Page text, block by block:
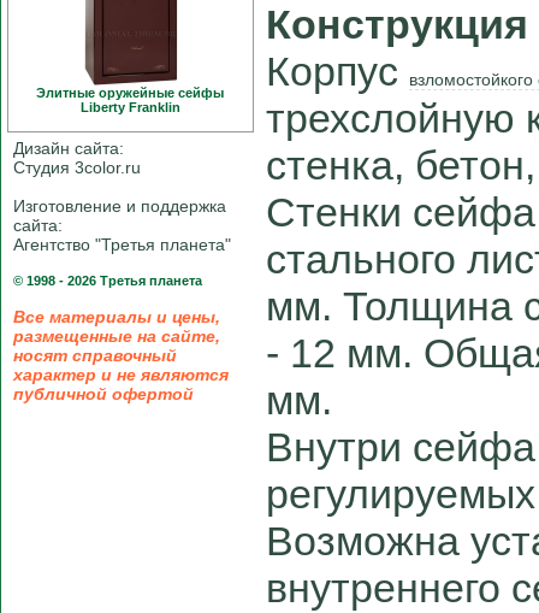
Элитные оружейные сейфы
Liberty Franklin
Дизайн сайта:
Студия 3color.ru
Изготовление и поддержка
сайта:
Агентство "Третья планета"
© 1998 - 2026 Третья планета
Все материалы и цены,
размещенные на сайте,
носят справочный
характер и не являются
публичной офертой
Конструкция
Корпус
трехслойную
стенка,
Стенки
стального
мм. Толщина
- 12 мм.
мм.
Внутри
Возможна
внутреннего